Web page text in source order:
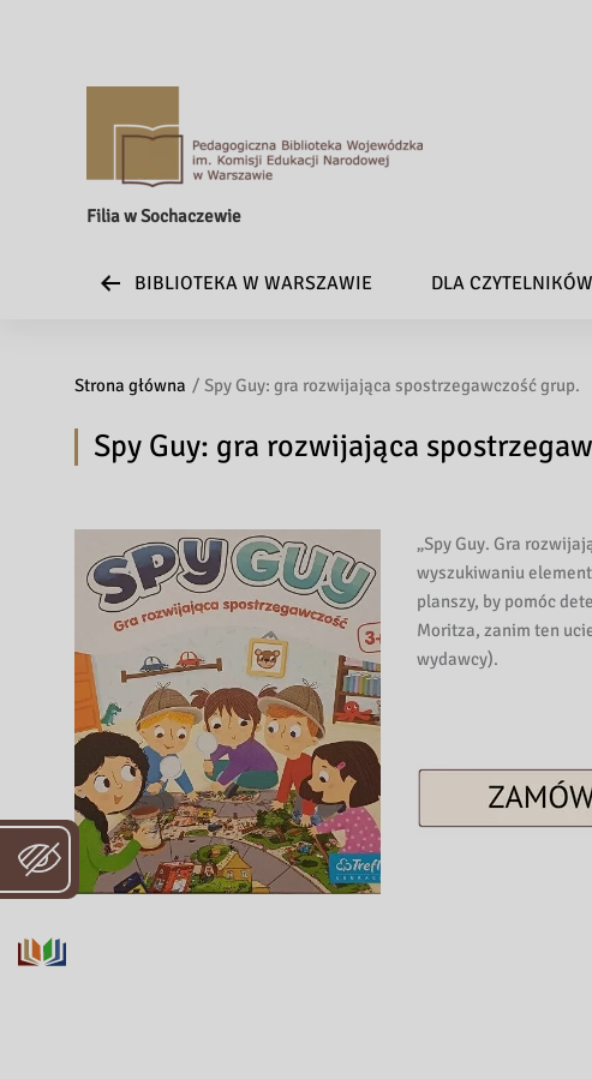
Filia w Sochaczewie
BIBLIOTEKA W WARSZAWIE DLA CZYTELNIKÓW
Strona główna Spy Guy: gra rozwijająca spostrzegawczość grup.
Spy Guy: gra rozwijająca
„Spy Guy. Gra
wyszukiwaniu
planszy, by pomóc
Moritza, zanim ten
wydawcy).